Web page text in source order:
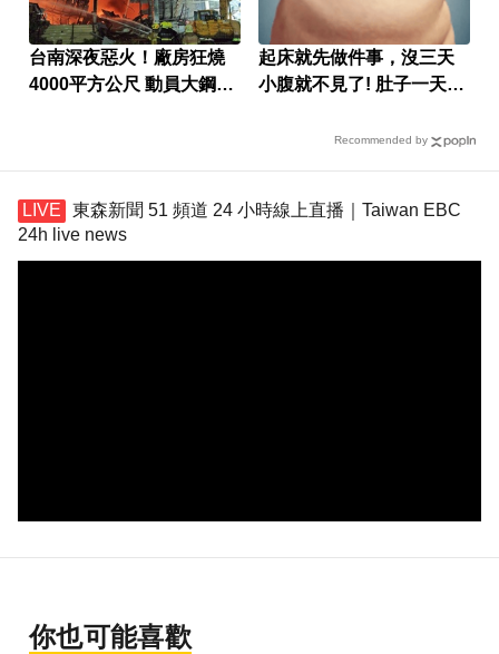
台南深夜惡火！廠房狂燒
4000平方公尺 動員大鋼牙
起床就先做件事，沒三天
小腹就不見了! 肚子一天天
Recommended by
東森新聞 51 頻道 24 小時線上直播｜Taiwan EBC
24h live news
你也可能喜歡